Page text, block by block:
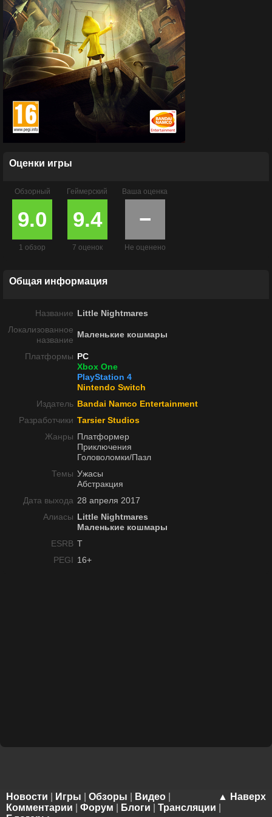
Оценки игры
Обзорный
9.0
1 обзор
Геймерский
9.4
7 оценок
Ваша оценка
−
Не оценено
Общая информация
Название Little Nightmares
Локализованное
название
Маленькие кошмары
Платформы PC
Xbox One
PlayStation 4
Nintendo Switch
Издатель Bandai Namco Entertainment
Разработчики Tarsier Studios
Жанры Платформер
Приключения
Головоломки/Пазл
Темы Ужасы
Абстракция
Дата выхода 28 апреля 2017
Алиасы Little Nightmares
Маленькие кошмары
ESRB T
PEGI 16+
▲ Наверх
Новости Игры Обзоры Видео
Комментарии
Форум Блоги Трансляции